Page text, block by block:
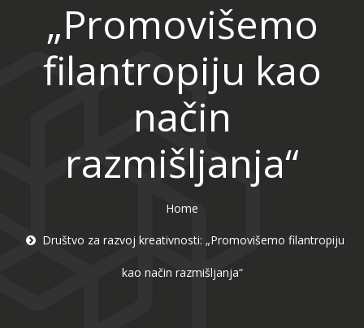
„Promovišemo
filantropiju kao
način
razmišljanja“
Home
Društvo za razvoj kreativnosti: „Promovišemo filantropiju
kao način razmišljanja“